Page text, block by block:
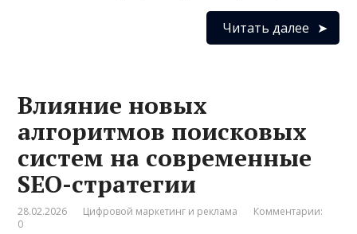
Читать далее
Влияние новых
алгоритмов поисковых
систем на современные
SEO-стратегии
28.02.2026 Цифровой маркетинг и реклама
Комментарии:
0